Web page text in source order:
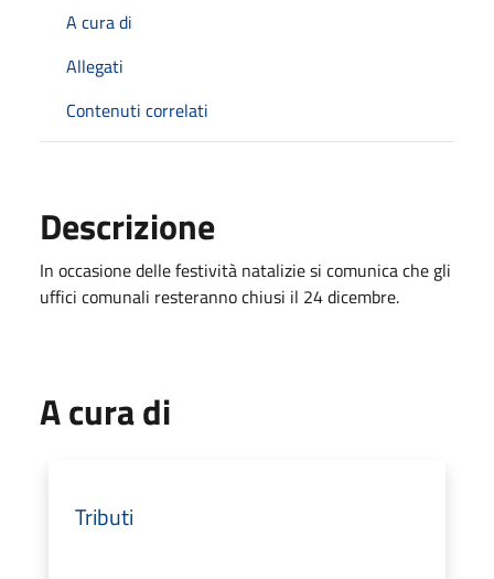
A cura di
Allegati
Contenuti correlati
Descrizione
In occasione delle festività natalizie si comunica che gli
uffici comunali resteranno chiusi il 24 dicembre.
A cura di
Tributi